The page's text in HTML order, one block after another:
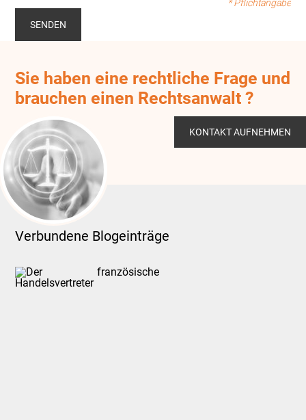
* Pflichtangabe
Sie haben eine rechtliche Frage und
brauchen einen Rechtsanwalt ?
KONTAKT AUFNEHMEN
Verbundene Blogeinträge